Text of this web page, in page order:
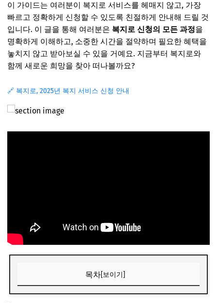
이 가이드는 여러분이 복지로 서비스를 헤매지 않고, 가장
빠르고 정확하게 신청할 수 있도록 친절하게 안내해 드릴 것
입니다. 이 글을 통해 여러분은 복지로 신청의 모든 과정을
명확하게 이해하고, 소중한 시간을 절약하며 필요한 혜택을
놓치지 않고 받아보실 수 있을 거예요. 지금부터 복지로와
함께 새로운 희망을 찾아 떠나볼까요?
🔗 복지로, 2025년 복지 서비스 신청 안내
목차[보이기]